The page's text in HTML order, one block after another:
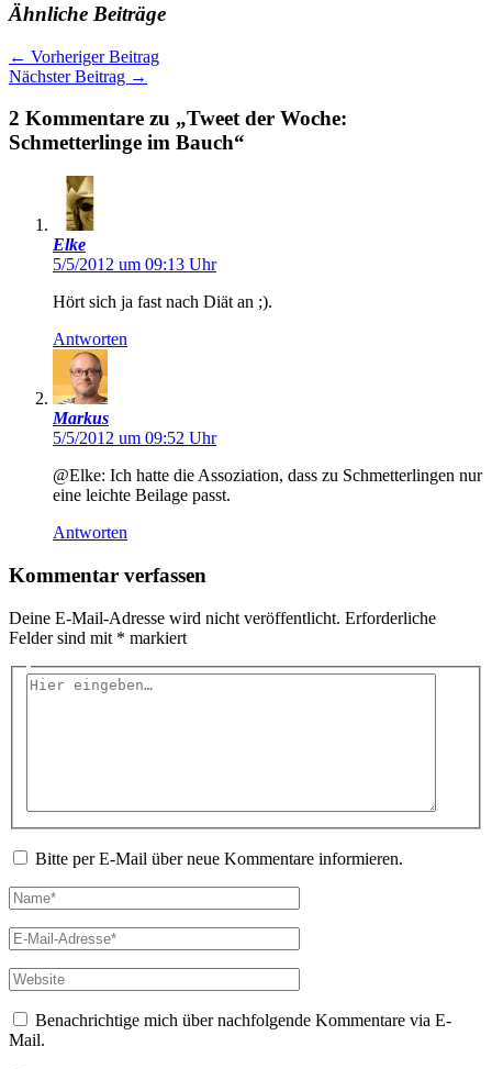
Ähnliche Beiträge
← Vorheriger Beitrag
Nächster Beitrag →
2 Kommentare zu „Tweet der Woche:
Schmetterlinge im Bauch“
Elke
5/5/2012 um 09:13 Uhr
Hört sich ja fast nach Diät an ;).
Antworten
Markus
5/5/2012 um 09:52 Uhr
@Elke: Ich hatte die Assoziation, dass zu Schmetterlingen nur
eine leichte Beilage passt.
Antworten
Kommentar verfassen
Deine E-Mail-Adresse wird nicht veröffentlicht. Erforderliche
Felder sind mit * markiert
Hier
Bitte per E-Mail über neue Kommentare informieren.
Name*
E-
Mail-
Adresse*
Website
Benachrichtige mich über nachfolgende Kommentare via E-
Mail.